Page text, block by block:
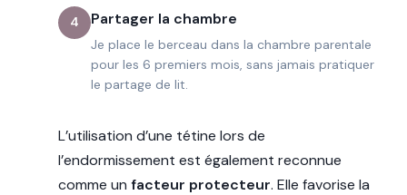
4 Partager la chambre
Je place le berceau dans la chambre parentale
pour les 6 premiers mois, sans jamais pratiquer
le partage de lit.
L’utilisation d’une tétine lors de
l’endormissement est également reconnue
comme un facteur protecteur. Elle favorise la